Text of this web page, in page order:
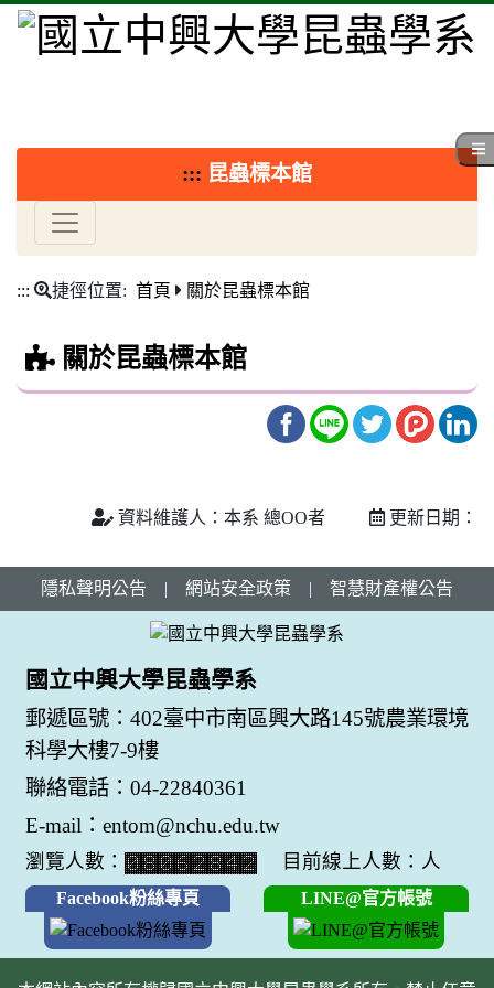
::: 昆蟲標本館
::: 捷徑位置: 首頁 關於昆蟲標本館
關於昆蟲標本館
資料維護人：本系 總OO者 更新日期：
隱私聲明公告 | 網站安全政策 | 智慧財產權公告
國立中興大學昆蟲學系
郵遞區號：402臺中市南區興大路145號農業環境
科學大樓7-9樓
聯絡電話：04-22840361
E-mail：entom@nchu.edu.tw
瀏覽人數： 目前線上人數：人
Facebook粉絲專頁 LINE@官方帳號